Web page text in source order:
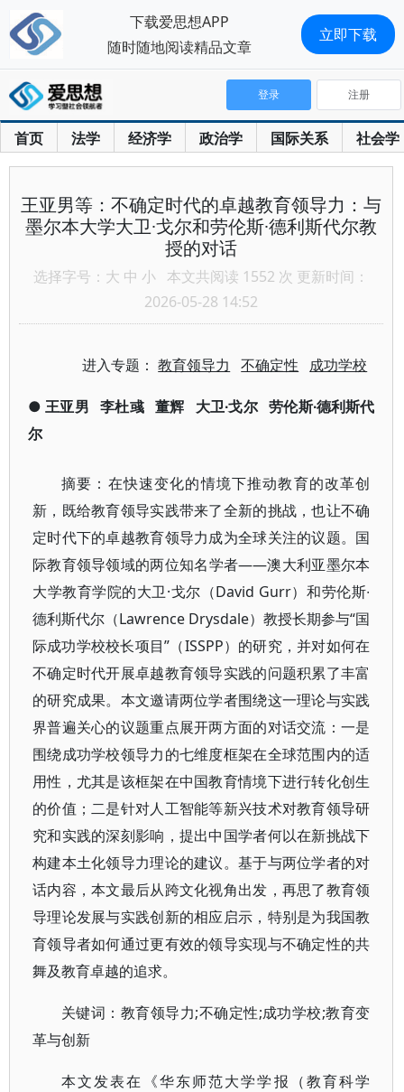
首页 法学 经济学 政治学 国际关系 社会学
登录 注册
王亚男等：不确定时代的卓越教育领导力：与
墨尔本大学大卫∙戈尔和劳伦斯∙德利斯代尔教
授的对话
选择字号： 大 中 小 本文共阅读 1552 次 更新时间：
2026-05-28 14:52
进入专题：教育领导力 不确定性 成功学校
●王亚男 李杜彧 董辉 大卫∙戈尔 劳伦斯∙德利斯代
尔
摘要：在快速变化的情境下推动教育的改革创
新，既给教育领导实践带来了全新的挑战，也让不确
定时代下的卓越教育领导力成为全球关注的议题。国
际教育领导领域的两位知名学者——澳大利亚墨尔本
大学教育学院的大卫·戈尔（David Gurr）和劳伦斯∙
德利斯代尔（Lawrence Drysdale）教授长期参与“国
际成功学校校长项目”（ISSPP）的研究，并对如何在
不确定时代开展卓越教育领导实践的问题积累了丰富
的研究成果。本文邀请两位学者围绕这一理论与实践
界普遍关心的议题重点展开两方面的对话交流：一是
围绕成功学校领导力的七维度框架在全球范围内的适
用性，尤其是该框架在中国教育情境下进行转化创生
的价值；二是针对人工智能等新兴技术对教育领导研
究和实践的深刻影响，提出中国学者何以在新挑战下
构建本土化领导力理论的建议。基于与两位学者的对
话内容，本文最后从跨文化视角出发，再思了教育领
导理论发展与实践创新的相应启示，特别是为我国教
育领导者如何通过更有效的领导实现与不确定性的共
舞及教育卓越的追求。
关键词：教育领导力;不确定性;成功学校;教育变
革与创新
本文发表在《华东师范大学学报（教育科学
下载爱思想APP
随时随地阅读精品文章
立即下载